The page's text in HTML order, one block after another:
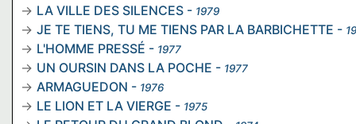
LA VILLE DES SILENCES - 1979
JE TE TIENS, TU ME TIENS PAR LA BARBICHETTE -
L'HOMME PRESSÉ - 1977
UN OURSIN DANS LA POCHE - 1977
ARMAGUEDON - 1976
LE LION ET LA VIERGE - 1975